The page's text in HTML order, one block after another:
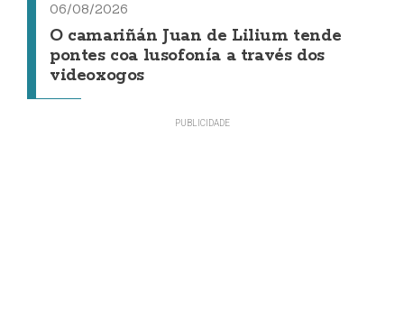
06/08/2026
O camariñán Juan de Lilium tende
pontes coa lusofonía a través dos
videoxogos